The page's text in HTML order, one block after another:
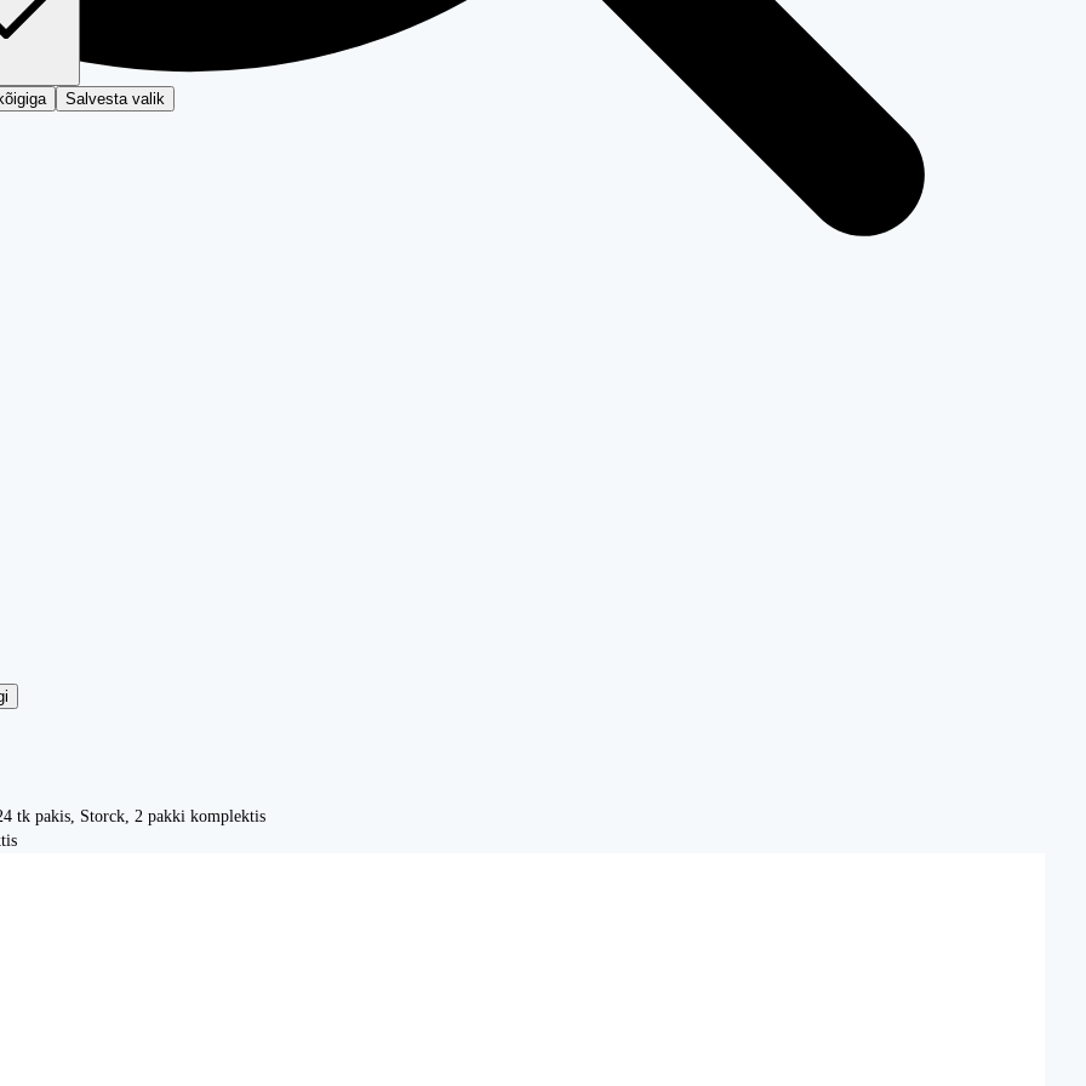
tk pakis, Storck, 2 pakki komplektis
Salvesta valik